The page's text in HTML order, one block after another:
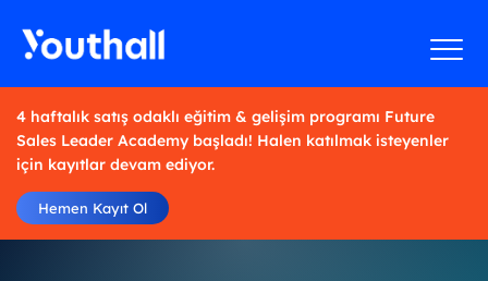
4 haftalık satış odaklı eğitim & gelişim programı Future
Sales Leader Academy başladı! Halen katılmak isteyenler
için kayıtlar devam ediyor.
Hemen Kayıt Ol